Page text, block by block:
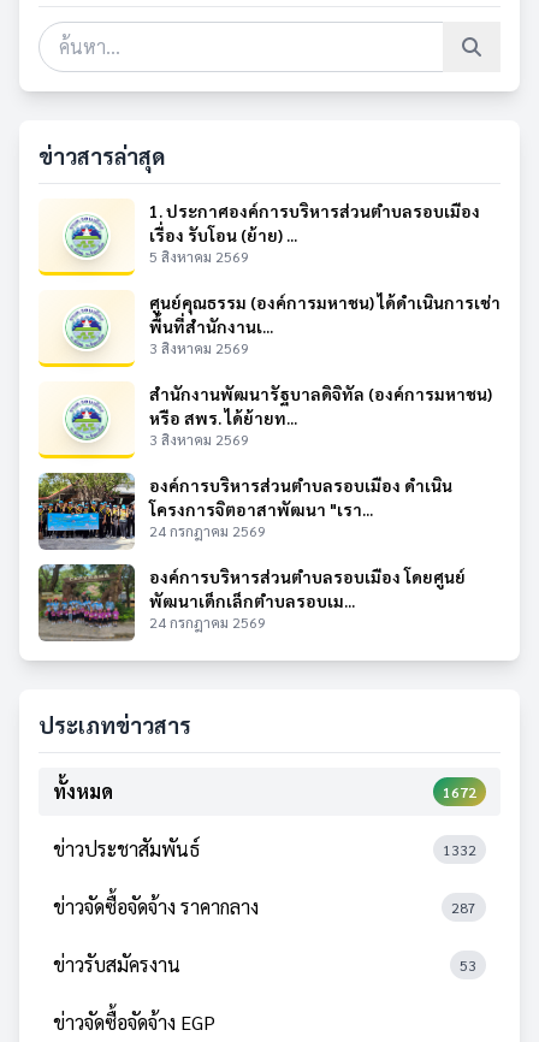
ข่าวสารล่าสุด
1. ประกาศองค์การบริหารส่วนตำบลรอบเมือง
เรื่อง รับโอน (ย้าย) ...
5 สิงหาคม 2569
ศูนย์คุณธรรม (องค์การมหาชน) ได้ดำเนินการเช่า
พื้นที่สำนักงานเ...
3 สิงหาคม 2569
สำนักงานพัฒนารัฐบาลดิจิทัล (องค์การมหาชน)
หรือ สพร. ได้ย้ายท...
3 สิงหาคม 2569
องค์การบริหารส่วนตำบลรอบเมือง ดำเนิน
โครงการจิตอาสาพัฒนา "เรา...
24 กรกฎาคม 2569
องค์การบริหารส่วนตำบลรอบเมือง โดยศูนย์
พัฒนาเด็กเล็กตำบลรอบเม...
24 กรกฎาคม 2569
ประเภทข่าวสาร
ทั้งหมด 1672
ข่าวประชาสัมพันธ์ 1332
ข่าวจัดซื้อจัดจ้าง ราคากลาง 287
ข่าวรับสมัครงาน 53
ข่าวจัดซื้อจัดจ้าง EGP